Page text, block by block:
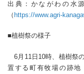
出典：かながわの水
（ https://www.agri-
■植樹祭の様子
6月11日10時、植樹祭
置する町有牧場の跡地